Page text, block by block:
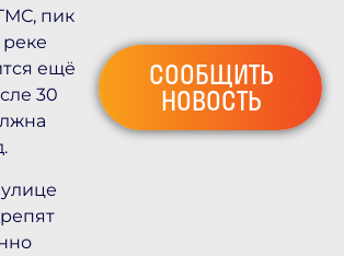
пик
ещё
30
СООБЩИТЬ
НОВОСТЬ